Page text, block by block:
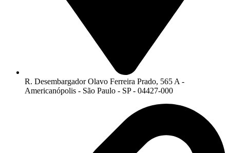
R. Desembargador Olavo Ferreira Prado, 565 A -
Americanópolis - São Paulo - SP - 04427-000